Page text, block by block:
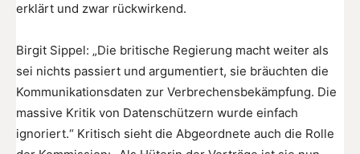
erklärt und zwar rückwirkend.
Birgit Sippel: „Die britische Regierung macht weiter als
sei nichts passiert und argumentiert, sie bräuchten die
Kommunikationsdaten zur Verbrechensbekämpfung. Die
massive Kritik von Datenschützern wurde einfach
ignoriert.“ Kritisch sieht die Abgeordnete auch die Rolle